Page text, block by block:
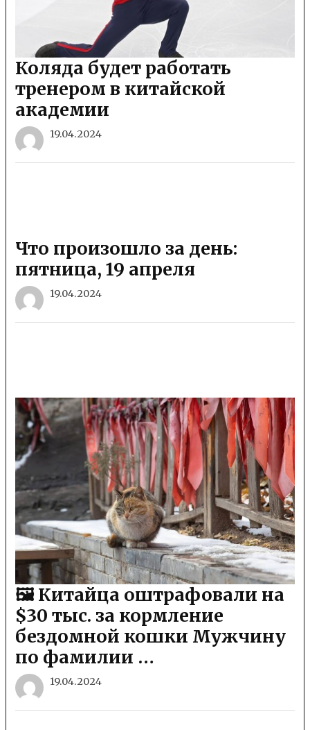
Коляда будет работать
тренером в китайской
академии
19.04.2024
Что произошло за день:
пятница, 19 апреля
19.04.2024
🖼 Китайца оштрафовали на
$30 тыс. за кормление
бездомной кошки Мужчину
по фамилии …
19.04.2024